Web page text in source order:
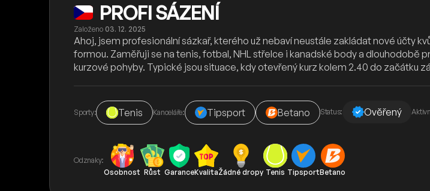
PROFI SÁZENÍ
Založeno 03. 12. 2025
Ahoj, jsem profesionální sázkař, kterého už nebaví neustále zakládat nové účty
formou. Zaměřuji se na tenis, fotbal, NHL střelce i kanadské body a dlouhodobě
kurzové pohyby. Typické jsou situace, kdy otevřený kurz kolem 2.40 do začátku
Sporty: Tenis Kanceláře: Tipsport Betano Status: Ověřený
Odznaky:
Osobnost Růst GaranceKvalitaŽádné dropy Tenis TipsportBetano